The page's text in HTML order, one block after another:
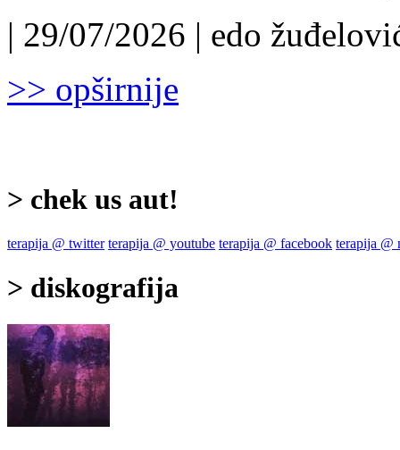
| 29/07/2026 | edo
>> opširnije
> chek us aut!
terapija @ twitter terapija @ youtube terapija @ facebook terapija @
> diskografija